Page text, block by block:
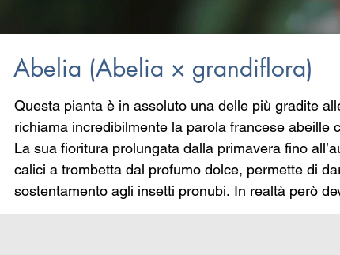
Abelia (Abelia × grandiflora)
Questa pianta è in assoluto una delle più gradite
richiama incredibilmente la parola francese abeille
La sua fioritura prolungata dalla primavera fino
calici a trombetta dal profumo dolce, permette di
sostentamento agli insetti pronubi. In realtà però